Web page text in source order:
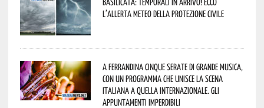
l’allerta meteo della Protezione civile
A Ferrandina cinque serate di grande musica,
con un programma che unisce la scena
italiana a quella internazionale. Gli
appuntamenti imperdibili